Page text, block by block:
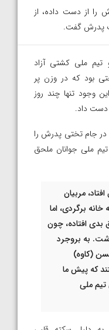
را از دست داده، از
پدرش گفت.
ملی کشتی آزاد
بود که در وزن پر
این وجود تنها چند روز
دست داد.
در جام تختی پدرش را
ملی جوانان ملحق
مربیان
برگردی، اما
افتاده، چون
به بروجرد
(کاوه)
که پیش ما
ملی